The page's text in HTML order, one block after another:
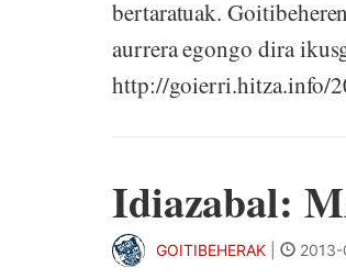
bertaratuak.
aurrera egongo dira
http://goierri.hitza.info/
Idiazabal:
GOITIBEHERAK